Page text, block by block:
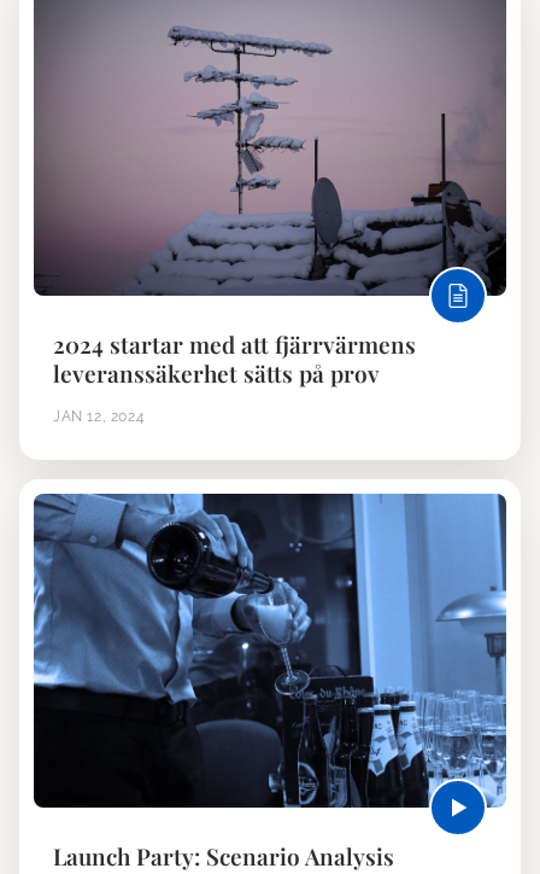
2024 startar med att fjärrvärmens
leveranssäkerhet sätts på prov
JAN 12, 2024
Launch Party: Scenario Analysis